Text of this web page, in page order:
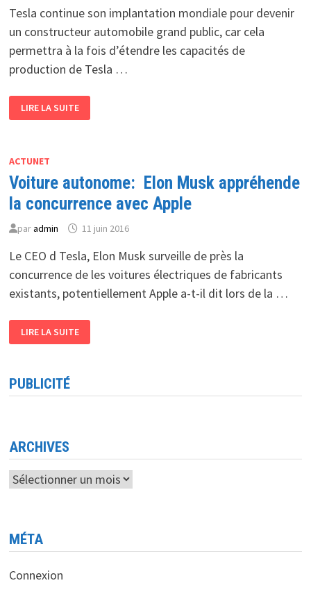
Tesla continue son implantation mondiale pour devenir
un constructeur automobile grand public, car cela
permettra à la fois d’étendre les capacités de
production de Tesla …
CONSTRUIT
UNE
LIRE LA SUITE
ACTUNET
Voiture autonome: Elon Musk appréhende
la concurrence avec Apple
paradmin 11 juin 2016
Le CEO d Tesla, Elon Musk surveille de près la
concurrence de les voitures électriques de fabricants
existants, potentiellement Apple a-t-il dit lors de la …
AUTONOME:
ELON
CONCURRENCE
AVEC
LIRE LA SUITE
PUBLICITÉ
ARCHIVES
Archives
MÉTA
Connexion